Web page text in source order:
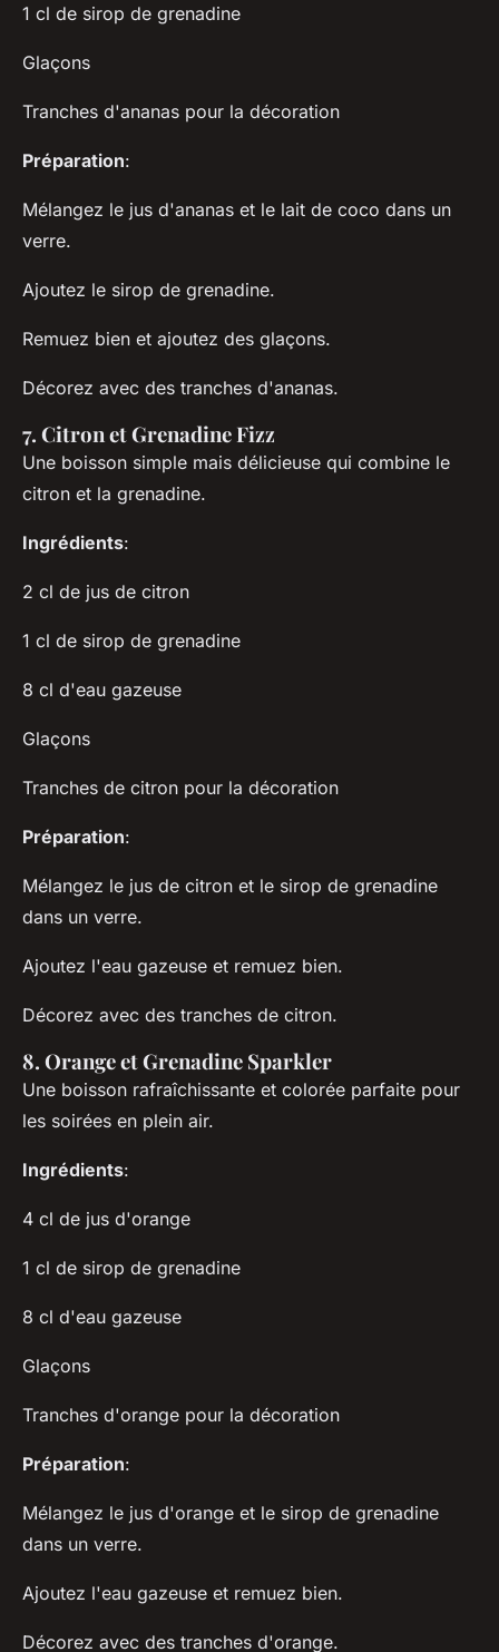
1 cl de sirop de grenadine
Glaçons
Tranches d'ananas pour la décoration
Préparation:
Mélangez le jus d'ananas et le lait de coco dans un
verre.
Ajoutez le sirop de grenadine.
Remuez bien et ajoutez des glaçons.
Décorez avec des tranches d'ananas.
7. Citron et Grenadine Fizz
Une boisson simple mais délicieuse qui combine le
citron et la grenadine.
Ingrédients:
2 cl de jus de citron
1 cl de sirop de grenadine
8 cl d'eau gazeuse
Glaçons
Tranches de citron pour la décoration
Préparation:
Mélangez le jus de citron et le sirop de grenadine
dans un verre.
Ajoutez l'eau gazeuse et remuez bien.
Décorez avec des tranches de citron.
8. Orange et Grenadine Sparkler
Une boisson rafraîchissante et colorée parfaite pour
les soirées en plein air.
Ingrédients:
4 cl de jus d'orange
1 cl de sirop de grenadine
8 cl d'eau gazeuse
Glaçons
Tranches d'orange pour la décoration
Préparation:
Mélangez le jus d'orange et le sirop de grenadine
dans un verre.
Ajoutez l'eau gazeuse et remuez bien.
Décorez avec des tranches d'orange.